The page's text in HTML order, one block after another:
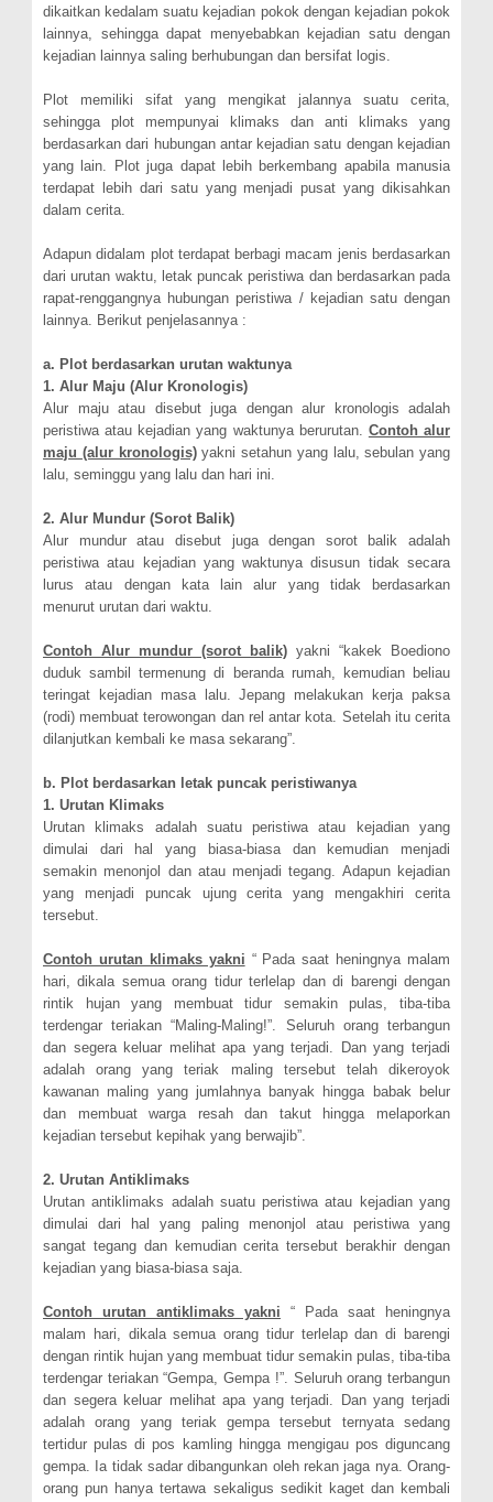
dikaitkan kedalam suatu kejadian pokok dengan kejadian pokok
lainnya, sehingga dapat menyebabkan kejadian satu dengan
kejadian lainnya saling berhubungan dan bersifat logis.
Plot memiliki sifat yang mengikat jalannya suatu cerita,
sehingga plot mempunyai klimaks dan anti klimaks yang
berdasarkan dari hubungan antar kejadian satu dengan kejadian
yang lain. Plot juga dapat lebih berkembang apabila manusia
terdapat lebih dari satu yang menjadi pusat yang dikisahkan
dalam cerita.
Adapun didalam plot terdapat berbagi macam jenis berdasarkan
dari urutan waktu, letak puncak peristiwa dan berdasarkan pada
rapat-renggangnya hubungan peristiwa / kejadian satu dengan
lainnya. Berikut penjelasannya :
a. Plot berdasarkan urutan waktunya
1. Alur Maju (Alur Kronologis)
Alur maju atau disebut juga dengan alur kronologis adalah
peristiwa atau kejadian yang waktunya berurutan. Contoh alur
maju (alur kronologis)yakni setahun yang lalu, sebulan yang
lalu, seminggu yang lalu dan hari ini.
2. Alur Mundur (Sorot Balik)
Alur mundur atau disebut juga dengan sorot balik adalah
peristiwa atau kejadian yang waktunya disusun tidak secara
lurus atau dengan kata lain alur yang tidak berdasarkan
menurut urutan dari waktu.
Contoh Alur mundur (sorot balik) yakni “kakek Boediono
duduk sambil termenung di beranda rumah, kemudian beliau
teringat kejadian masa lalu. Jepang melakukan kerja paksa
(rodi) membuat terowongan dan rel antar kota. Setelah itu cerita
dilanjutkan kembali ke masa sekarang”.
b. Plot berdasarkan letak puncak peristiwanya
1. Urutan Klimaks
Urutan klimaks adalah suatu peristiwa atau kejadian yang
dimulai dari hal yang biasa-biasa dan kemudian menjadi
semakin menonjol dan atau menjadi tegang. Adapun kejadian
yang menjadi puncak ujung cerita yang mengakhiri cerita
tersebut.
Contoh urutan klimaks yakni “ Pada saat heningnya malam
hari, dikala semua orang tidur terlelap dan di barengi dengan
rintik hujan yang membuat tidur semakin pulas, tiba-tiba
terdengar teriakan “Maling-Maling!”. Seluruh orang terbangun
dan segera keluar melihat apa yang terjadi. Dan yang terjadi
adalah orang yang teriak maling tersebut telah dikeroyok
kawanan maling yang jumlahnya banyak hingga babak belur
dan membuat warga resah dan takut hingga melaporkan
kejadian tersebut kepihak yang berwajib”.
2. Urutan Antiklimaks
Urutan antiklimaks adalah suatu peristiwa atau kejadian yang
dimulai dari hal yang paling menonjol atau peristiwa yang
sangat tegang dan kemudian cerita tersebut berakhir dengan
kejadian yang biasa-biasa saja.
Contoh urutan antiklimaks yakni “ Pada saat heningnya
malam hari, dikala semua orang tidur terlelap dan di barengi
dengan rintik hujan yang membuat tidur semakin pulas, tiba-tiba
terdengar teriakan “Gempa, Gempa !”. Seluruh orang terbangun
dan segera keluar melihat apa yang terjadi. Dan yang terjadi
adalah orang yang teriak gempa tersebut ternyata sedang
tertidur pulas di pos kamling hingga mengigau pos diguncang
gempa. Ia tidak sadar dibangunkan oleh rekan jaga nya. Orang-
orang pun hanya tertawa sekaligus sedikit kaget dan kembali